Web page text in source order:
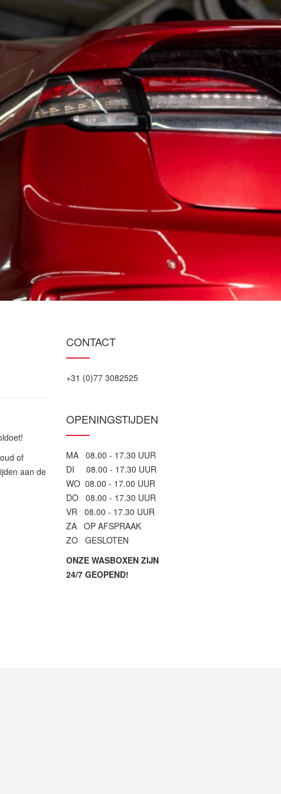
of
aan de
CONTACT
+31 (0)77 3082525
OPENINGSTIJDEN
MA 08.00 - 17.30 UUR
DI 08.00 - 17.30 UUR
WO 08.00 - 17.00 UUR
DO 08.00 - 17.30 UUR
VR 08.00 - 17.30 UUR
ZA OP AFSPRAAK
ZO GESLOTEN
ONZE WASBOXEN ZIJN
24/7 GEOPEND!